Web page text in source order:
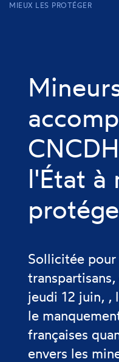
MIEUX LES PROTÉGER
l'État à
Sollicitée pour
jeudi 12 juin, ,
le
françaises
envers les